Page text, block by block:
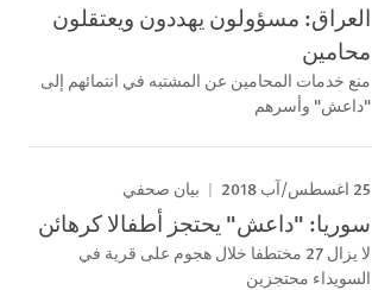
العراق: مسؤولون يهددون ويعتقلون
محامين
منع خدمات المحامين عن المشتبه في انتمائهم إلى
"داعش" وأسرهم
25 اغسطس/آب 2018 بيان صحفي
​سوريا: "داعش" يحتجز أطفالا كرهائن
لا يزال 27 مختطفا خلال هجوم على قرية في
السويداء محتجزين